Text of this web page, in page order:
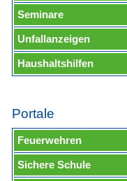
Seminare
Unfallanzeigen
Haushaltshilfen
Portale
Feuerwehren
Sichere Schule